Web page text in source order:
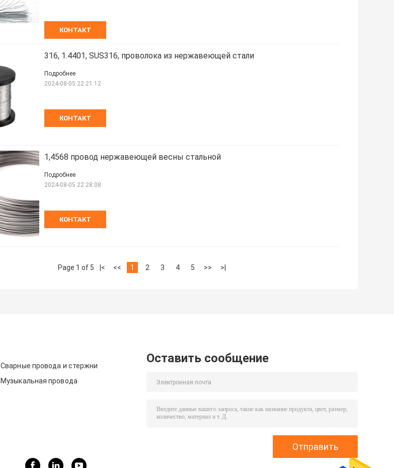
КОНТАКТ
316, 1.4401, SUS316, проволока из нержавеющей стали
КОНТАКТ
Подробнее
2024-08-05 22:21:12
1,4568 провод нержавеющей весны стальной
КОНТАКТ
Подробнее
2024-08-05 22:28:08
Page 1 of 5 |< << 1 2 3 4 5 >> >|
Сварные провода и стержни
Музыкальная провода
Оставить сообщение